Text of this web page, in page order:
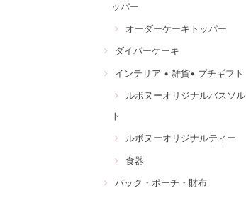
ッパー
オーダーケーキトッパー
ダイパーケーキ
インテリア • 雑貨• プチギフト
ルボヌーオリジナルバスソル
ト
ルボヌーオリジナルティー
食器
バック・ポーチ・財布